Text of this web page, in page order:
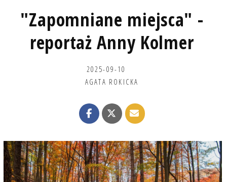
"Zapomniane miejsca" -
reportaż Anny Kolmer
2025-09-10
AGATA ROKICKA